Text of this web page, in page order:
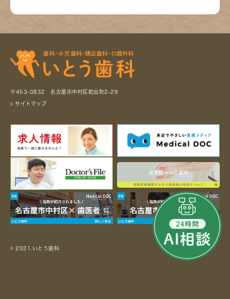
〒453-0832 名古屋市中村区乾出町2-29
> サイトマップ
© 2021.いとう歯科